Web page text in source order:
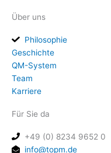
Über uns
Philosophie
Geschichte
QM-System
Team
Karriere
Für Sie da
+49 (0) 8234 9652 0
info@topm.de